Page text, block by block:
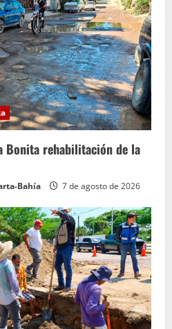
Bonita rehabilitación de la
Bahía 7 de agosto de 2026